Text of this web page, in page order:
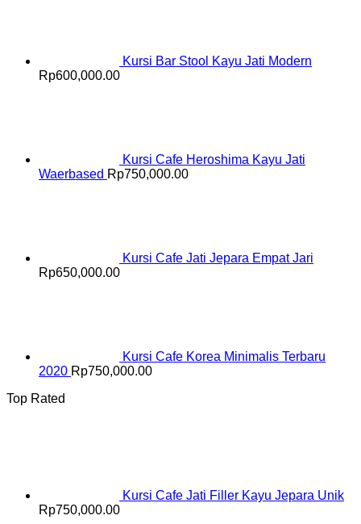
Kursi Bar Stool Kayu Jati Modern
Rp600,000.00
Kursi Cafe Heroshima Kayu Jati
Waerbased Rp750,000.00
Kursi Cafe Jati Jepara Empat Jari
Rp650,000.00
Kursi Cafe Korea Minimalis Terbaru
2020 Rp750,000.00
Top Rated
Kursi Cafe Jati Filler Kayu Jepara Unik
Rp750,000.00